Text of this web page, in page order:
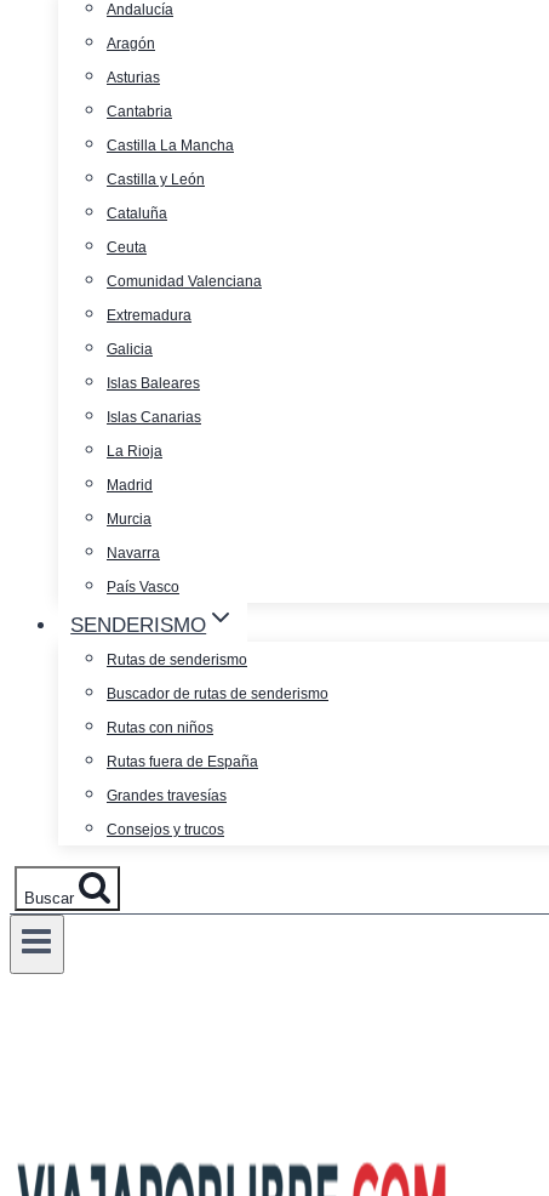
Andalucía
Aragón
Asturias
Cantabria
Castilla La Mancha
Castilla y León
Cataluña
Ceuta
Comunidad Valenciana
Extremadura
Galicia
Islas Baleares
Islas Canarias
La Rioja
Madrid
Murcia
Navarra
País Vasco
SENDERISMO
Rutas de senderismo
Buscador de rutas de senderismo
Rutas con niños
Rutas fuera de España
Grandes travesías
Consejos y trucos
Buscar